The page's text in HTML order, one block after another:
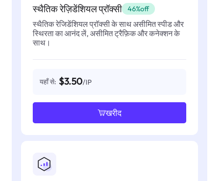
स्थैतिक रेज़िडेंशियल प्रॉक्सी 46%off
स्थैतिक रेजिडेंशियल प्रॉक्सी के साथ असीमित स्पीड और
स्थिरता का आनंद लें, असीमित ट्रैफ़िक और कनेक्शन के
साथ।
यहाँ से: $3.50/IP
खरीद